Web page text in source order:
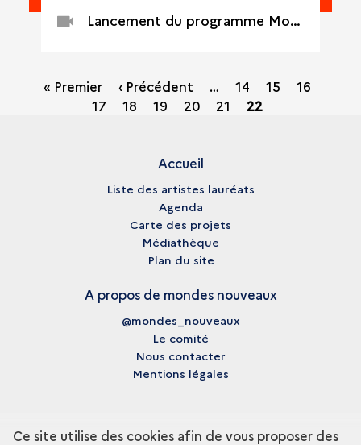
Lancement du programme Mondes nouveaux
Pagination
« Premier ‹ Précédent … Page
14 Page
15 Page
16
17
Page
18 Page
19 Page
20 Page
21
Page
22
Accueil
Liste des artistes lauréats
Agenda
Carte des projets
Médiathèque
Plan du site
A propos de mondes nouveaux
@mondes_nouveaux
Le comité
Nous contacter
Mentions légales
Ce site utilise des cookies afin de vous proposer des